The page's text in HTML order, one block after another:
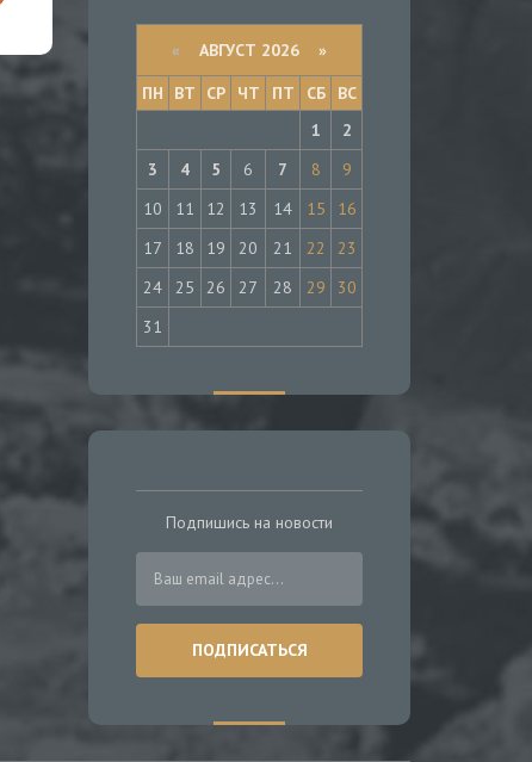
« АВГУСТ 2026 »
ПН
ВТ СР ЧТ ПТ СБ
ВС
1
2
3
4 5 6 7 8
9
10
11 12 13 14 15
16
17
18 19 20 21 22
23
24
25 26 27 28 29
30
31
Подпишись на новости